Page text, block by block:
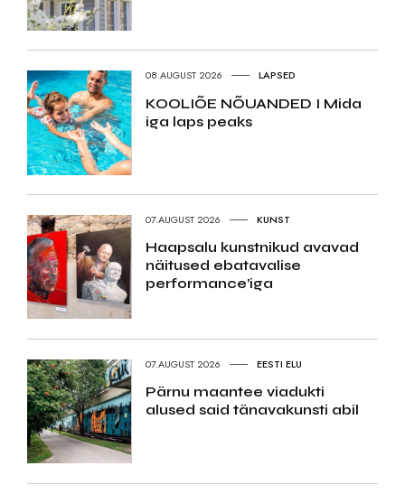
08.AUGUST 2026 LAPSED
KOOLIÕE NÕUANDED I Mida
iga laps peaks
07.AUGUST 2026 KUNST
Haapsalu kunstnikud avavad
näitused ebatavalise
performance’iga
07.AUGUST 2026 EESTI ELU
Pärnu maantee viadukti
alused said tänavakunsti abil